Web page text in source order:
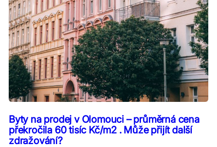
Byty na prodej v Olomouci – průměrná cena
překročila 60 tisíc Kč/m2 . Může přijít další
zdražování?